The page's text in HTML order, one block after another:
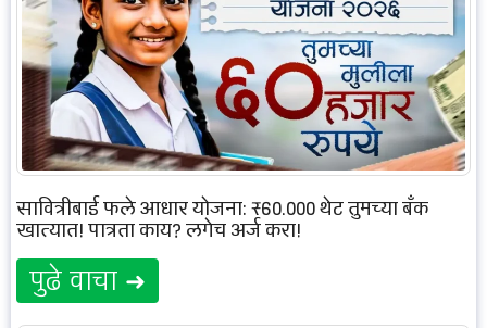
सावित्रीबाई फुले आधार योजना: ₹60,000 थेट तुमच्या बँक
खात्यात! पात्रता काय? लगेच अर्ज करा!
पुढे वाचा ➜